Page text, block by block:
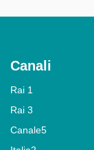
Canali
Rai 1
Rai 3
Canale5